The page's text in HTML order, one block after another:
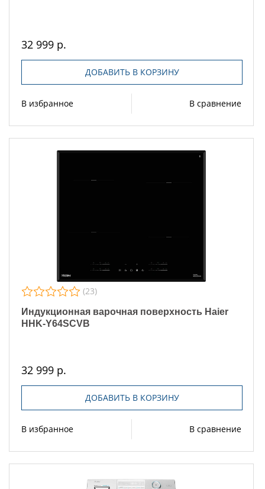
32 999 р.
ДОБАВИТЬ В КОРЗИНУ
В избранное В сравнение
(23)
Индукционная варочная поверхность Haier
HHK-Y64SCVB
32 999 р.
ДОБАВИТЬ В КОРЗИНУ
В избранное В сравнение